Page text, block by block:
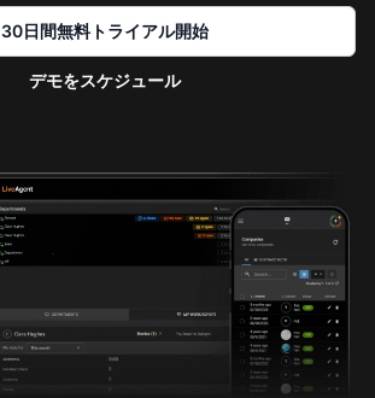
30日間無料トライアル開始
デモをスケジュール